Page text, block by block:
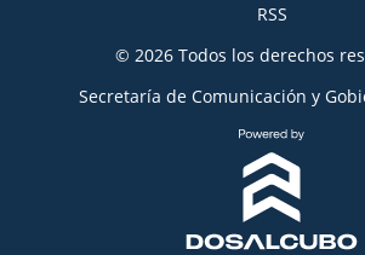
RSS
© 2026 Todos los derechos
Secretaría de Comunicación y